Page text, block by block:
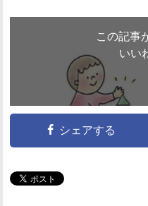
この記事
いい
シェアする